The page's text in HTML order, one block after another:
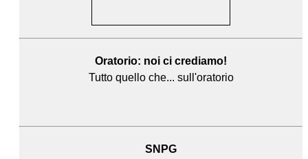
Oratorio: noi ci crediamo!
Tutto quello che... sull'oratorio
SNPG